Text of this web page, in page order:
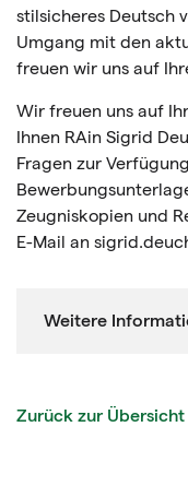
stilsicheres Deutsch
Umgang mit den
freuen wir uns auf
Wir freuen uns auf
Ihnen RAin Sigrid
Fragen zur
Zeugniskopien und
E-Mail an
Weitere
Zurück zur Übersicht